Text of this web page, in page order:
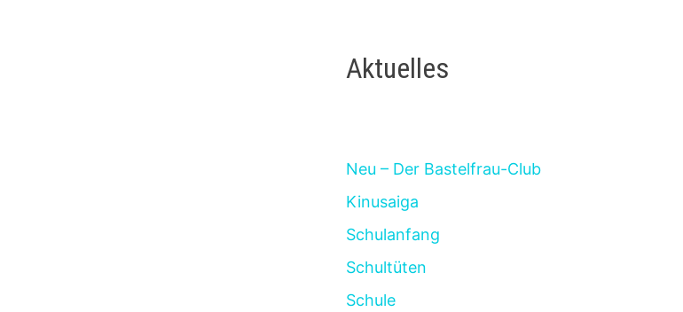
Aktuelles
Neu – Der Bastelfrau-Club
Kinusaiga
Schulanfang
Schultüten
Schule